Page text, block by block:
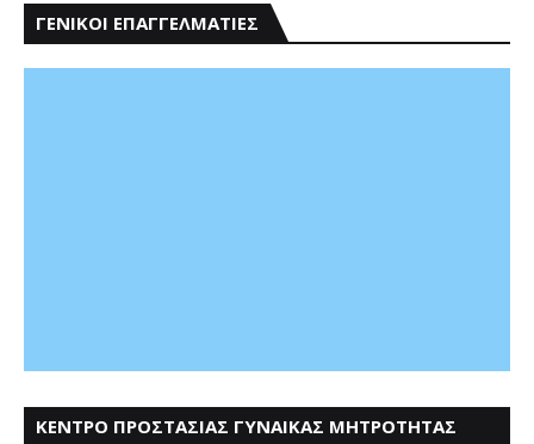
ΓΕΝΙΚΟΙ ΕΠΑΓΓΕΛΜΑΤΙΕΣ
ΚΕΝΤΡΟ ΠΡΟΣΤΑΣΙΑΣ ΓΥΝΑΙΚΑΣ ΜΗΤΡΟΤΗΤΑΣ